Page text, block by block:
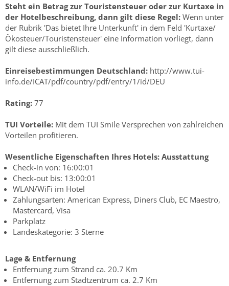
Steht ein Betrag zur Touristensteuer oder zur Kurtaxe in
der Hotelbeschreibung, dann gilt diese Regel: Wenn unter
der Rubrik 'Das bietet Ihre Unterkunft' in dem Feld 'Kurtaxe/
Ökosteuer/Touristensteuer' eine Information vorliegt, dann
gilt diese ausschließlich.
Einreisebestimmungen Deutschland: http://www.tui-
info.de/ICAT/pdf/country/pdf/entry/1/id/DEU
Rating: 77
TUI Vorteile: Mit dem TUI Smile Versprechen von zahlreichen
Vorteilen profitieren.
Wesentliche Eigenschaften Ihres Hotels: Ausstattung
Check-in von: 16:00:01
Check-out bis: 13:00:01
WLAN/WiFi im Hotel
Zahlungsarten: American Express, Diners Club, EC Maestro,
Mastercard, Visa
Parkplatz
Landeskategorie: 3 Sterne
Lage & Entfernung
Entfernung zum Strand ca. 20.7 Km
Entfernung zum Stadtzentrum ca. 2.7 Km